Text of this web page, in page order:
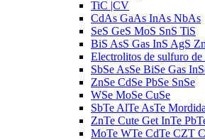
TiC |CV
CdAs GaAs InAs NbAs
SeS GeS MoS SnS TiS
BiS AsS Gas InS AgS
Electrolitos de sulfuro
SbSe AsSe BiSe Gas
ZnSe CdSe PbSe SnSe
WSe MoSe CuSe
SbTe AlTe AsTe
ZnTe Cute Get InTe
MoTe WTe CdTe CZT